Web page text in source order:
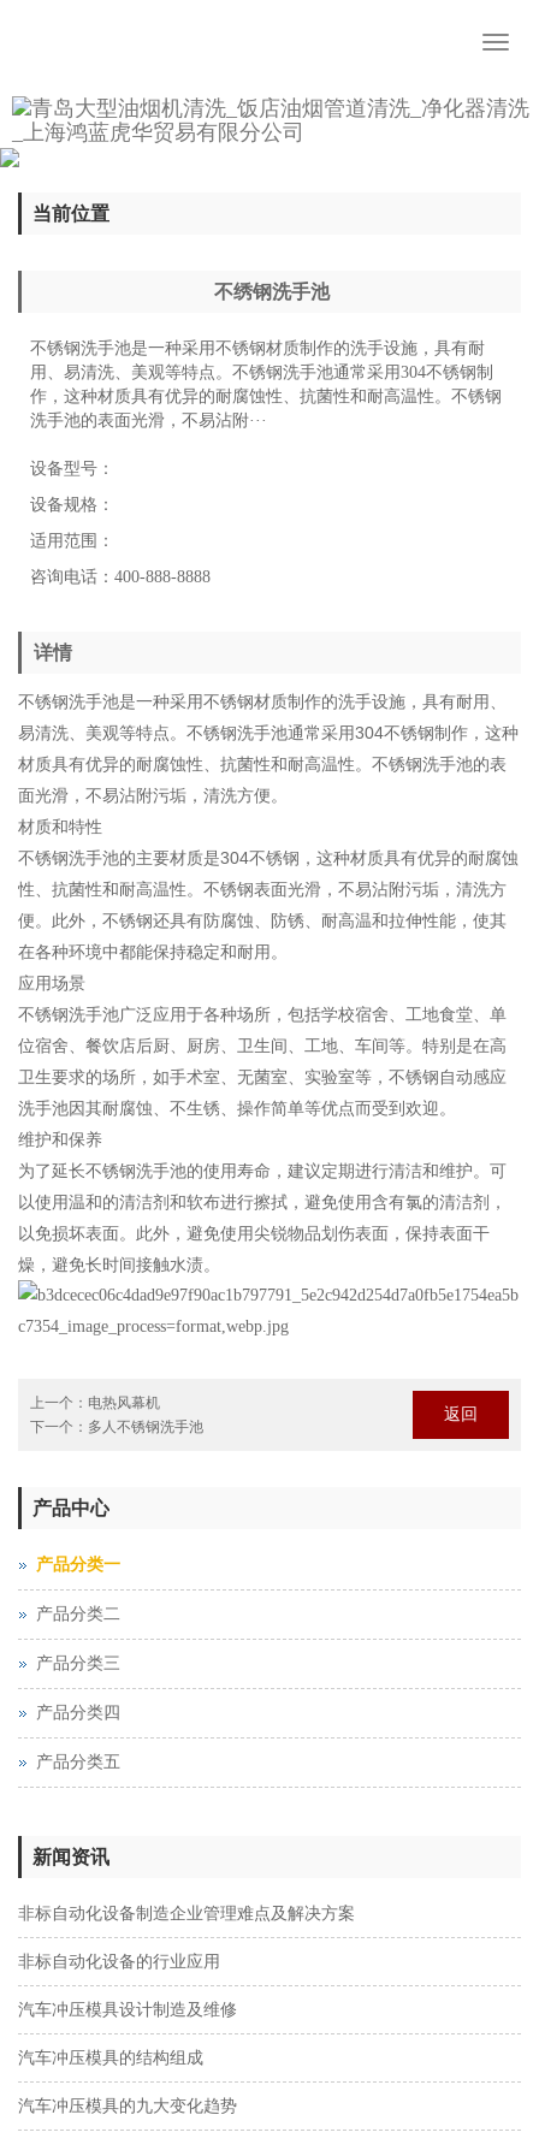
当前位置
不绣钢洗手池
‌不锈钢洗手池是一种采用不锈钢材质制作的洗手设施‌，具有耐
用、易清洗、美观等特点。不锈钢洗手池通常采用304不锈钢制
作，这种材质具有优异的耐腐蚀性、抗菌性和耐高温性‌。不锈钢
洗手池的表面光滑，不易沾附···
设备型号：
设备规格：
适用范围：
咨询电话：400-888-8888
详情
‌不锈钢洗手池是一种采用不锈钢材质制作的洗手设施‌，具有耐用、
易清洗、美观等特点。不锈钢洗手池通常采用304不锈钢制作，这种
材质具有优异的耐腐蚀性、抗菌性和耐高温性‌。不锈钢洗手池的表
面光滑，不易沾附污垢，清洗方便‌。
材质和特性
不锈钢洗手池的主要材质是304不锈钢，这种材质具有优异的耐腐蚀
性、抗菌性和耐高温性。不锈钢表面光滑，不易沾附污垢，清洗方
便‌。此外，不锈钢还具有防腐蚀、防锈、耐高温和拉伸性能，使其
在各种环境中都能保持稳定和耐用‌。
应用场景
不锈钢洗手池广泛应用于各种场所，包括学校宿舍、工地食堂、单
位宿舍、餐饮店后厨、厨房、卫生间、工地、车间等‌。特别是在高
卫生要求的场所，如手术室、无菌室、实验室等，不锈钢自动感应
洗手池因其耐腐蚀、不生锈、操作简单等优点而受到欢迎‌。
维护和保养
为了延长不锈钢洗手池的使用寿命，建议定期进行清洁和维护。可
以使用温和的清洁剂和软布进行擦拭，避免使用含有氯的清洁剂，
以免损坏表面。此外，避免使用尖锐物品划伤表面，保持表面干
燥，避免长时间接触水渍‌。
上一个： 电热风幕机
下一个： ‌多人不锈钢洗手池
返回
产品中心
产品分类一
产品分类二
产品分类三
产品分类四
产品分类五
新闻资讯
非标自动化设备制造企业管理难点及解决方案
非标自动化设备的行业应用
汽车冲压模具设计制造及维修
汽车冲压模具的结构组成
汽车冲压模具的九大变化趋势